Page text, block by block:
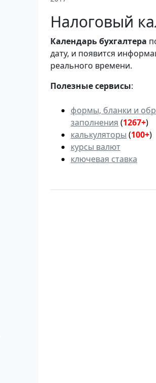
Налоговый
Календарьбухгалтера
дату, и появится
реального времени.
Полезные сервисы:
формы, бланки и
заполнения (1267+)
калькуляторы (100+)
курсы валют
ключевая ставка